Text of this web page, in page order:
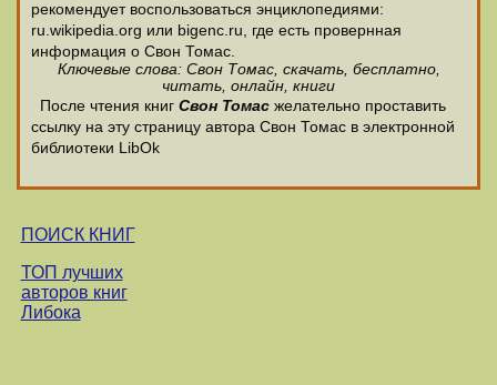
рекомендует воспользоваться энциклопедиями:
ru.wikipedia.org или bigenc.ru, где есть провернная
информация о Свон Томас.
Ключевые слова: Свон Томас, скачать, бесплатно,
читать, онлайн, книги
После чтения книг Свон Томас желательно проставить
ссылку на эту страницу автора Свон Томас в электронной
библиотеки LibOk
ПОИСК КНИГ
ТОП лучших
авторов книг
Либока